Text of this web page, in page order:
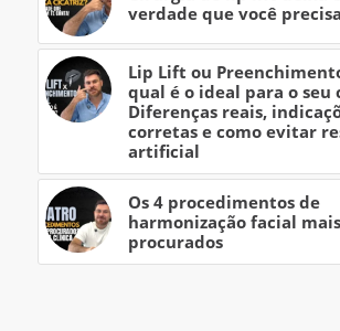
verdade que você
Lip Lift ou
qual é o ideal para o seu
Diferenças reais,
corretas e como evitar
artificial
Os 4 procedimentos de
harmonização facial mais
procurados